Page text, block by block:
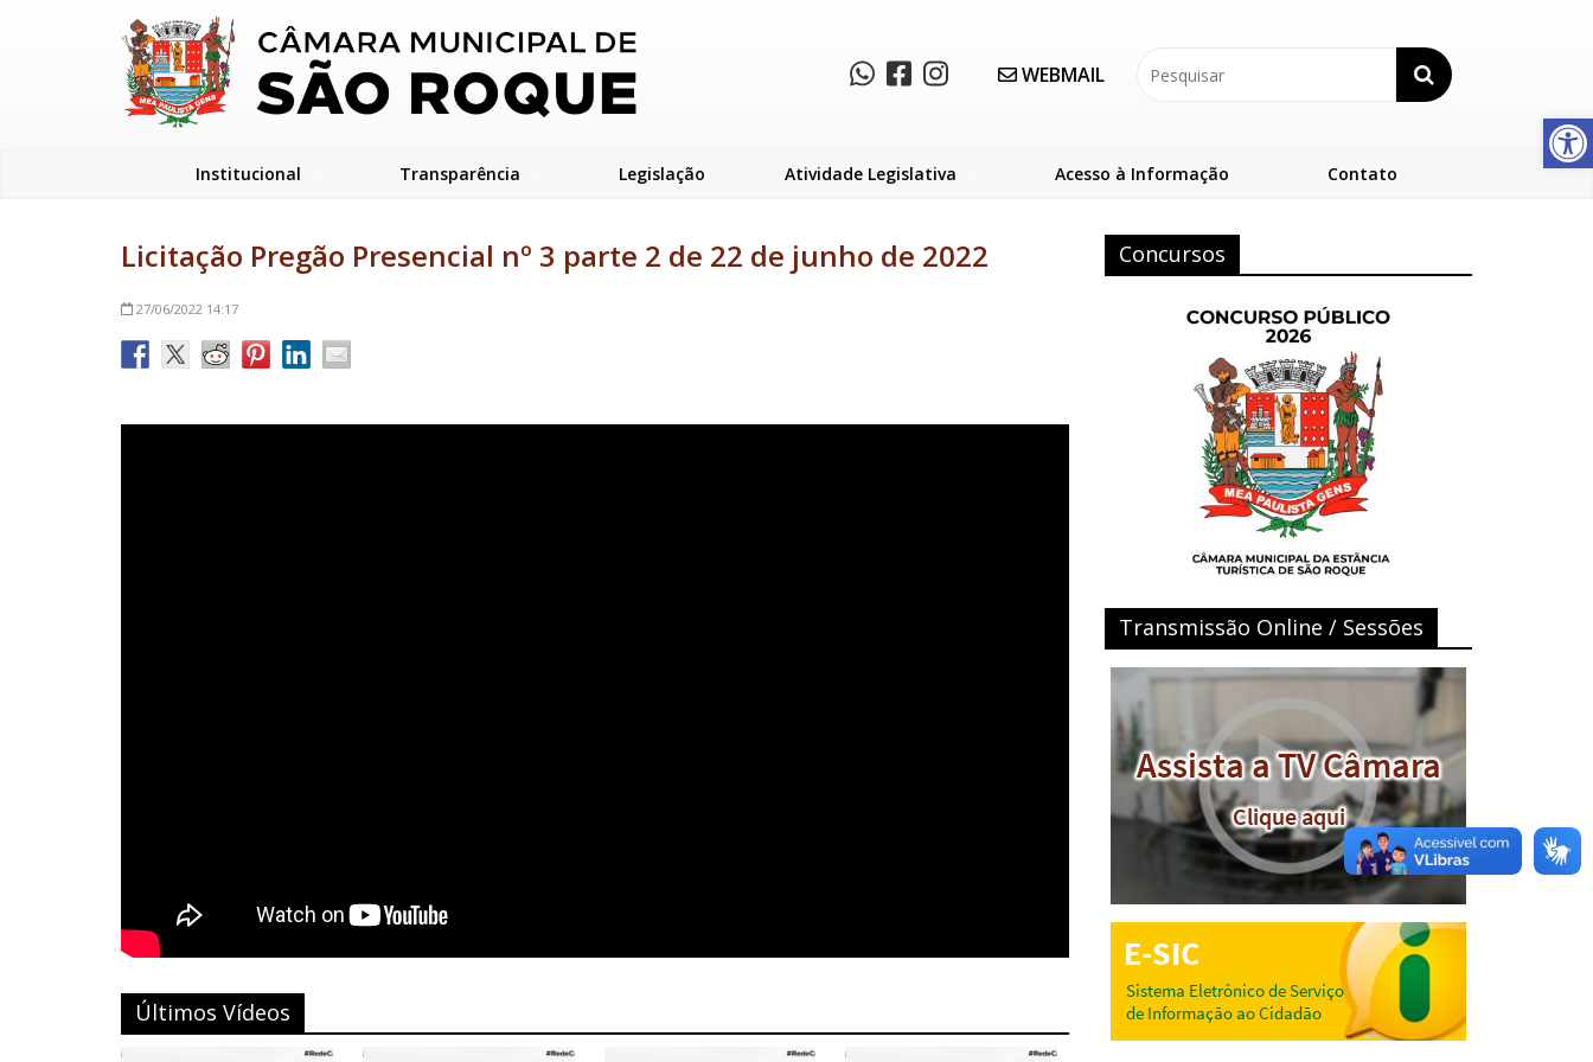
Abrir a barra de ferramentas
WEBMAIL
Institucional Transparência Legislação Atividade Legislativa Acesso à Informação Contato
Licitação Pregão Presencial nº 3 parte 2 de 22 de junho de 2022
27/06/202214:17
Últimos Vídeos
Concursos
Transmissão Online / Sessões